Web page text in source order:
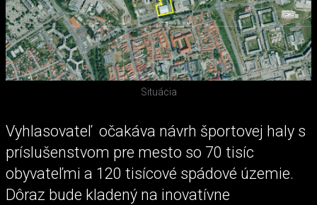
Situácia
Vyhlasovateľ očakáva návrh športovej haly s
príslušenstvom pre mesto so 70 tisíc
obyvateľmi a 120 tisícové spádové územie.
Dôraz bude kladený na inovatívne